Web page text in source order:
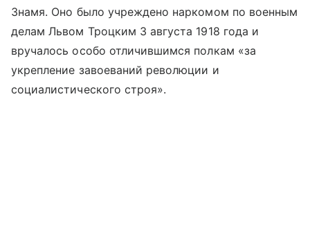
Знамя. Оно было учреждено наркомом по военным
делам Львом Троцким 3 августа 1918 года и
вручалось особо отличившимся полкам «за
укрепление завоеваний революции и
социалистического строя».